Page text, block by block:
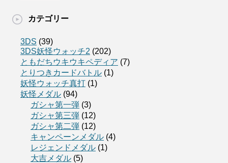
カテゴリー
3DS (39)
3DS妖怪ウォッチ2 (202)
ともだちウキウキペディア (7)
とりつきカードバトル (1)
妖怪ウォッチ真打 (1)
妖怪メダル (94)
ガシャ第一弾 (3)
ガシャ第三弾 (12)
ガシャ第二弾 (12)
キャンペーンメダル (4)
レジェンドメダル (1)
大吉メダル (5)